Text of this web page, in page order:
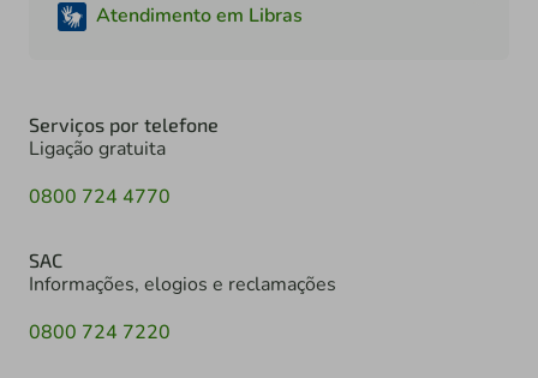
Atendimento em Libras
Serviços por telefone
Ligação gratuita
0800 724 4770
SAC
Informações, elogios e reclamações
0800 724 7220